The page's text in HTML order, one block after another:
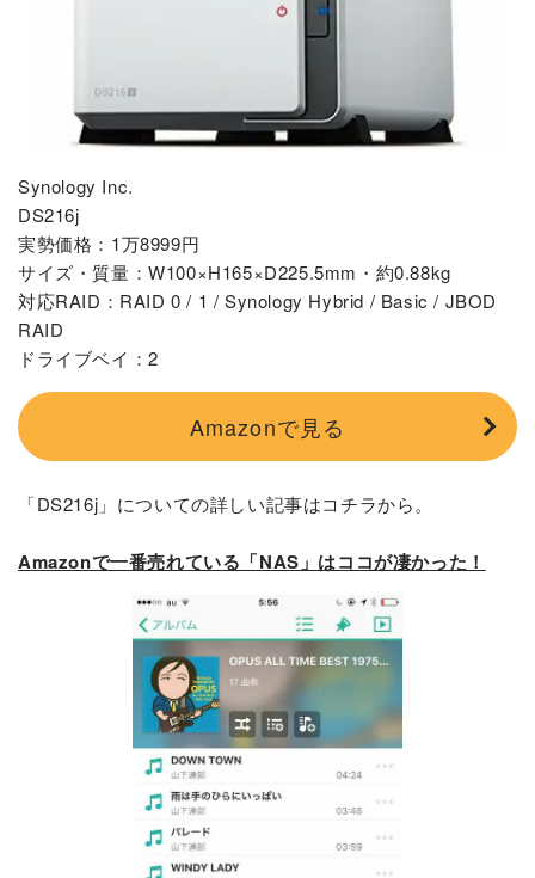
Synology Inc.
DS216j
実勢価格：1万8999円
サイズ・質量：W100×H165×D225.5mm・約0.88kg
対応RAID：RAID 0 / 1 / Synology Hybrid / Basic / JBOD
RAID
ドライブベイ：2
Amazonで見る
「DS216j」についての詳しい記事はコチラから。
Amazonで一番売れている「NAS」はココが凄かった！